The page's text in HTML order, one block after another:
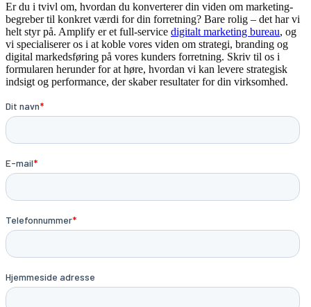
Er du i tvivl om, hvordan du konverterer din viden om marketing-
begreber til konkret værdi for din forretning? Bare rolig – det har vi
helt styr på. Amplify er et full-service digitalt marketing bureau, og
vi specialiserer os i at koble vores viden om strategi, branding og
digital markedsføring på vores kunders forretning. Skriv til os i
formularen herunder for at høre, hvordan vi kan levere strategisk
indsigt og performance, der skaber resultater for din virksomhed.